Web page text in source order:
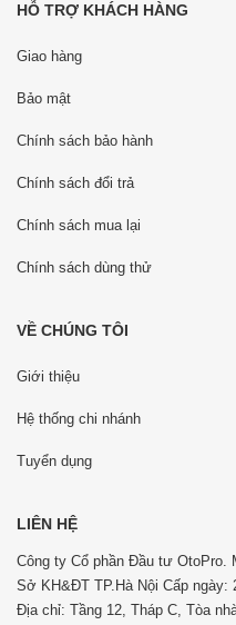
HỖ TRỢ KHÁCH HÀNG
Giao hàng
Bảo mật
Chính sách bảo hành
Chính sách đổi trả
Chính sách mua lại
Chính sách dùng thử
VỀ CHÚNG TÔI
Giới thiệu
Hệ thống chi nhánh
Tuyển dụng
LIÊN HỆ
Công ty Cổ phần Đầu tư OtoPro.
Sở KH&ĐT TP.Hà Nội Cấp ngày:
Địa chỉ: Tầng 12, Tháp C, Tòa